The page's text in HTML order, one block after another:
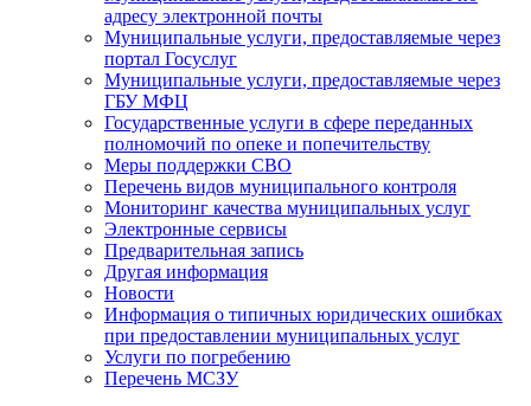
адресу электронной почты
Муниципальные услуги, предоставляемые через
портал Госуслуг
Муниципальные услуги, предоставляемые через
ГБУ МФЦ
Государственные услуги в сфере переданных
полномочий по опеке и попечительству
Меры поддержки СВО
Перечень видов муниципального контроля
Мониторинг качества муниципальных услуг
Электронные сервисы
Предварительная запись
Другая информация
Новости
Информация о типичных юридических ошибках
при предоставлении муниципальных услуг
Услуги по погребению
Перечень МСЗУ